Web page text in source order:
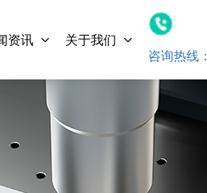
资讯
关于我们
咨询热线：